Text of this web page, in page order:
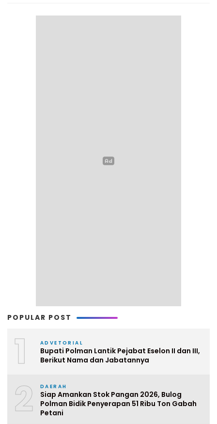
POPULAR POST
1 ADVETORIAL
Bupati Polman Lantik Pejabat Eselon II dan III,
Berikut Nama dan Jabatannya
2 DAERAH
Siap Amankan Stok Pangan 2026, Bulog
Polman Bidik Penyerapan 51 Ribu Ton Gabah
Petani